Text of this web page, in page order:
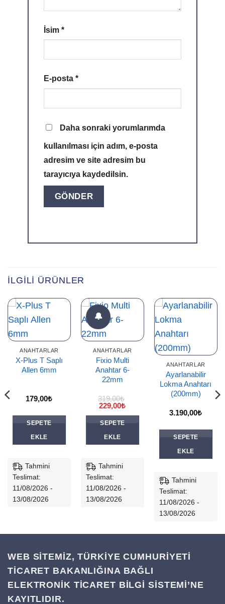
İsim*
E-posta*
Daha sonraki yorumlarımda
kullanılması için adım, e-posta
adresim ve site adresim bu
tarayıcıya kaydedilsin.
İLGILI ÜRÜNLER
ANAHTARLAR
X-Plus T Saplı
Allen 6mm
179,00₺
SEPETE
EKLE
Tahmini
Teslimat:
11/08/2026 -
13/08/2026
🔔
ANAHTARLAR
Fixio Multi
Anahtar 6-
22mm
319,00₺
Orijinal
fiyat:
319,00₺.
229,00₺Şu
SEPETE
EKLE
Tahmini
Teslimat:
11/08/2026 -
13/08/2026
ANAHTARLAR
Ayarlanabilir
Lokma Anahtarı
(200mm)
3.190,00₺
SEPETE
EKLE
Tahmini
Teslimat:
11/08/2026 -
13/08/2026
WEB SİTEMİZ, TÜRKİYE CUMHURİYETİ
TİCARET BAKANLIĞINA BAĞLI
ELEKTRONİK TİCARET BİLGİ SİSTEMİ’NE
KAYITLIDIR.